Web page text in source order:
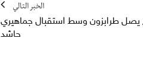
الخبر التالي
طرابزون وسط استقبال جماهيري
حاشد